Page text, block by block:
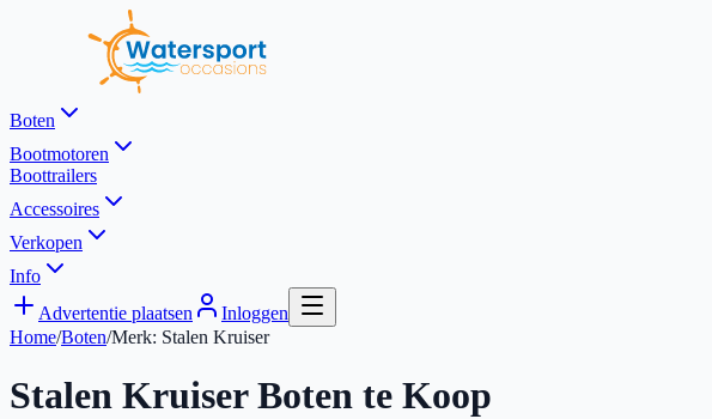
Boten
Bootmotoren
Boottrailers
Accessoires
Verkopen
Info
Advertentie plaatsen
Inloggen
Home/Boten/Merk: Stalen Kruiser
Stalen KruiserBoten te Koop